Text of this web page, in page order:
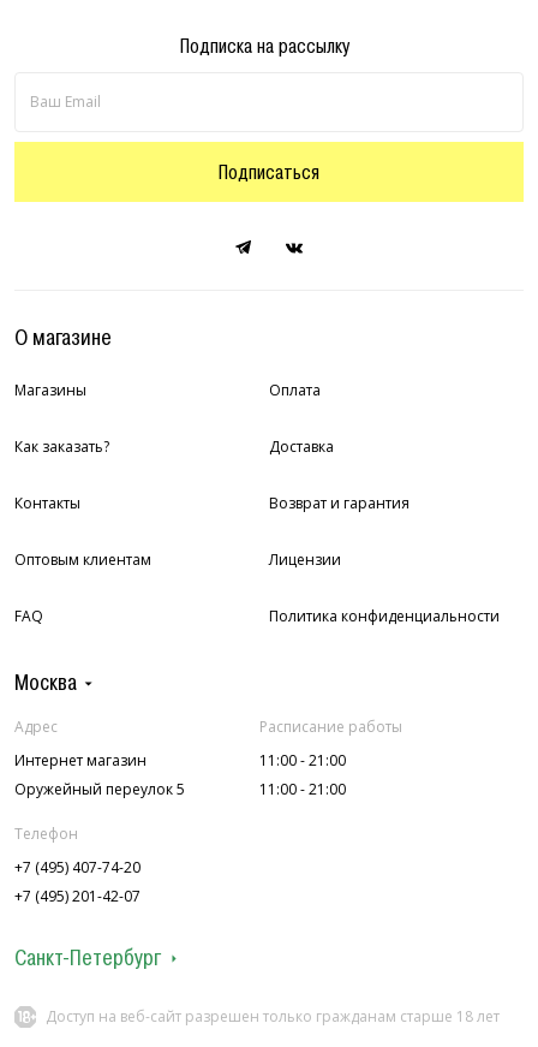
Подписка на рассылку
Подписаться
О магазине
Магазины Оплата
Как заказать? Доставка
Контакты Возврат и гарантия
Оптовым клиентам Лицензии
FAQ Политика конфиденциальности
Москва
Адрес
Интернет магазин
Оружейный переулок 5
Расписание работы
11:00 - 21:00
11:00 - 21:00
Телефон
+7 (495) 407-74-20
+7 (495) 201-42-07
Санкт-Петербург
ул. Колокольная 7
12:00 - 22:00
Доступ на веб-сайт разрешен только гражданам старше 18 лет